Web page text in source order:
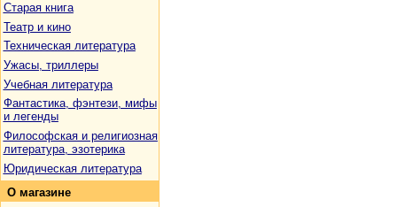
Старая книга
Театр и кино
Техническая литература
Ужасы, триллеры
Учебная литература
Фантастика, фэнтези, мифы
и легенды
Философская и религиозная
литература, эзотерика
Юридическая литература
О магазине